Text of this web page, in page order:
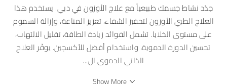
جدّد نشاط جسمك طبيعياً مع علاج الأوزون في دبي. يستخدم هذا
العلاج الطبي الأوزون لتحفيز الشفاء، تعزيز المناعة، وإزالة السموم
على مستوى الخلايا. تشمل الفوائد زيادة الطاقة، تقليل الالتهاب،
تحسين الدورة الدموية، واستخدام أفضل للأكسجين. يوفّر العلاج
الذاتي الدموي ال...